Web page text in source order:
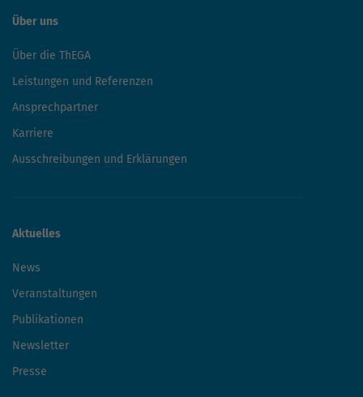
Über uns
Über die ThEGA
Leistungen und Referenzen
Ansprechpartner
Karriere
Ausschreibungen und Erklärungen
Aktuelles
News
Veranstaltungen
Publikationen
Newsletter
Presse